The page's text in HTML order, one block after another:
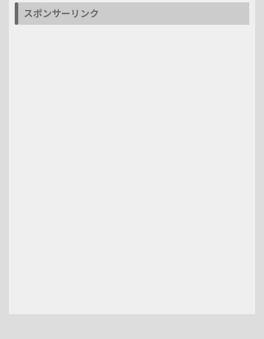
スポンサーリンク